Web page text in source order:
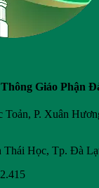
Giáo Phận
Toản, P. Xuân
Thái Học, Tp. Đà